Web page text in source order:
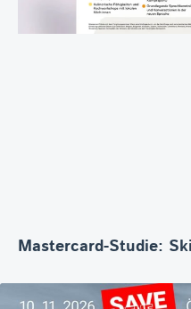
Mastercard-Studie: